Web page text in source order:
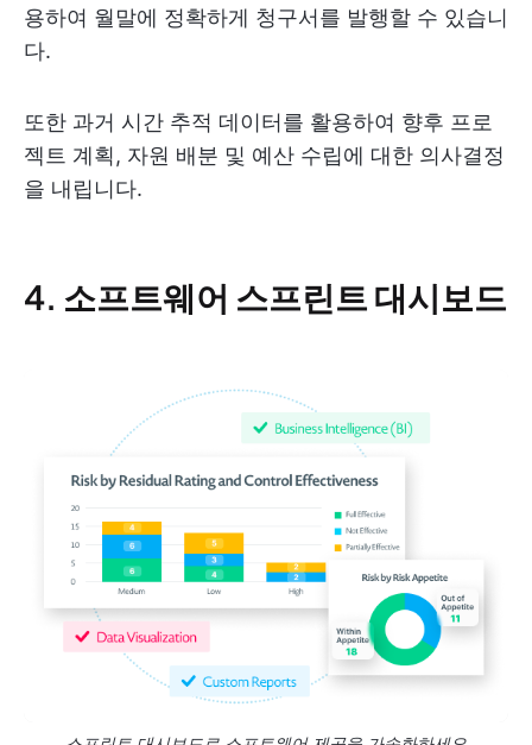
용하여 월말에 정확하게 청구서를 발행할 수 있습니
다.
또한 과거 시간 추적 데이터를 활용하여 향후 프로
젝트 계획, 자원 배분 및 예산 수립에 대한 의사결정
을 내립니다.
4. 소프트웨어 스프린트 대시보드